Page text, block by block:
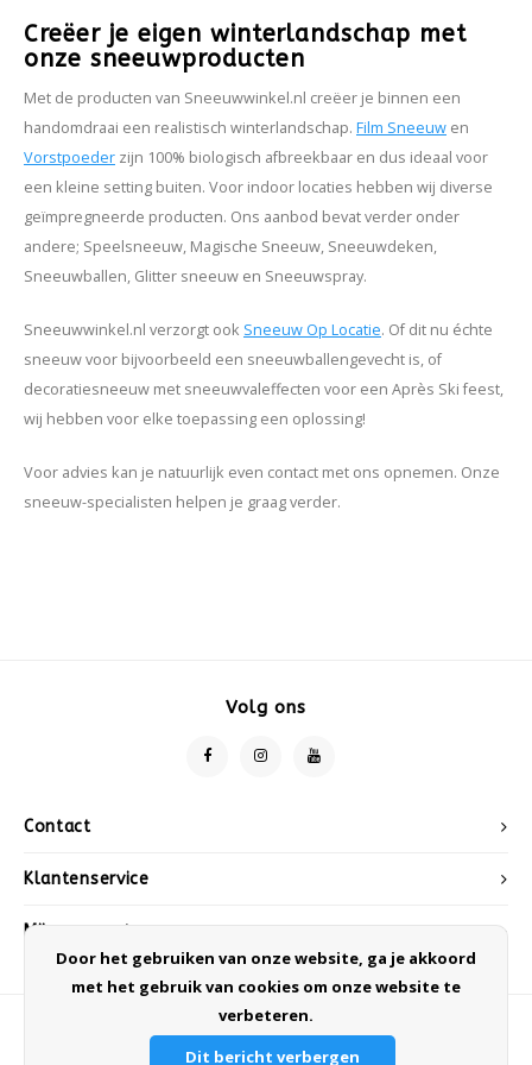
Creëer je eigen winterlandschap met
onze sneeuwproducten
Met de producten van Sneeuwwinkel.nl creëer je binnen een
handomdraai een realistisch winterlandschap. Film Sneeuw en
Vorstpoeder zijn 100% biologisch afbreekbaar en dus ideaal voor
een kleine setting buiten. Voor indoor locaties hebben wij diverse
geïmpregneerde producten. Ons aanbod bevat verder onder
andere; Speelsneeuw, Magische Sneeuw, Sneeuwdeken,
Sneeuwballen, Glitter sneeuw en Sneeuwspray.
Sneeuwwinkel.nl verzorgt ook Sneeuw Op Locatie. Of dit nu échte
sneeuw voor bijvoorbeeld een sneeuwballengevecht is, of
decoratiesneeuw met sneeuwvaleffecten voor een Après Ski feest,
wij hebben voor elke toepassing een oplossing!
Voor advies kan je natuurlijk even contact met ons opnemen. Onze
sneeuw-specialisten helpen je graag verder.
Contact
Volg ons
Klantenservice
Mijn account
Door het gebruiken van onze website, ga je akkoord
met het gebruik van cookies om onze website te
verbeteren.
Dit bericht verbergen